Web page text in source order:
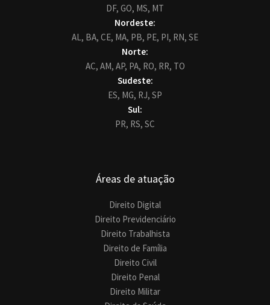
DF, GO, MS, MT
Nordeste:
AL, BA, CE, MA, PB, PE, PI, RN, SE
Norte:
AC, AM, AP, PA, RO, RR, TO
Sudeste:
ES, MG, RJ, SP
Sul:
PR, RS, SC
Áreas de atuação
Direito Digital
Direito Previdenciário
Direito Trabalhista
Direito de Família
Direito Civil
Direito Penal
Direito Militar